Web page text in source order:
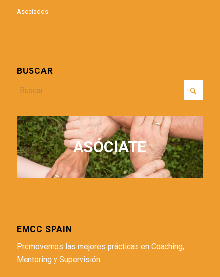
Asociados
BUSCAR
ASÓCIATE
EMCC SPAIN
Promovemos las mejores prácticas en Coaching,
Mentoring y Supervisión